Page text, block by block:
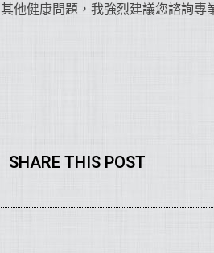
其他健康問題，我強烈建議您諮詢專
SHARE THIS POST